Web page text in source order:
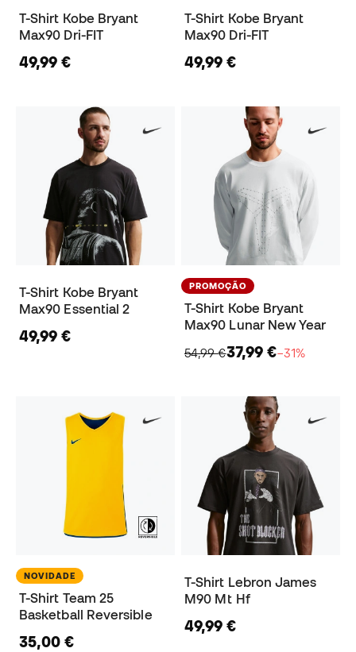
T-Shirt Kobe Bryant
Max90 Dri-FIT
49,99 €
T-Shirt Kobe Bryant
Max90 Dri-FIT
49,99 €
T-Shirt Kobe Bryant
Max90 Essential 2
49,99 €
PROMOÇÃO
T-Shirt Kobe Bryant
Max90 Lunar New Year
54,99 €37,99 €−31%
NOVIDADE
T-Shirt Team 25
Basketball Reversible
35,00 €
T-Shirt Lebron James
M90 Mt Hf
49,99 €